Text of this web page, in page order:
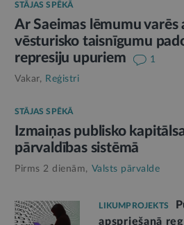
STĀJAS SPĒKĀ
Ar Saeimas lēmumu
vēsturisko taisnīgumu
represiju upuriem
1
Vakar, Reģistri
STĀJAS SPĒKĀ
Izmaiņas publisko
pārvaldības sistēmā
Pirms 2 dienām, Valsts pārvalde
LIKUMPROJEKTS
apspriešanā